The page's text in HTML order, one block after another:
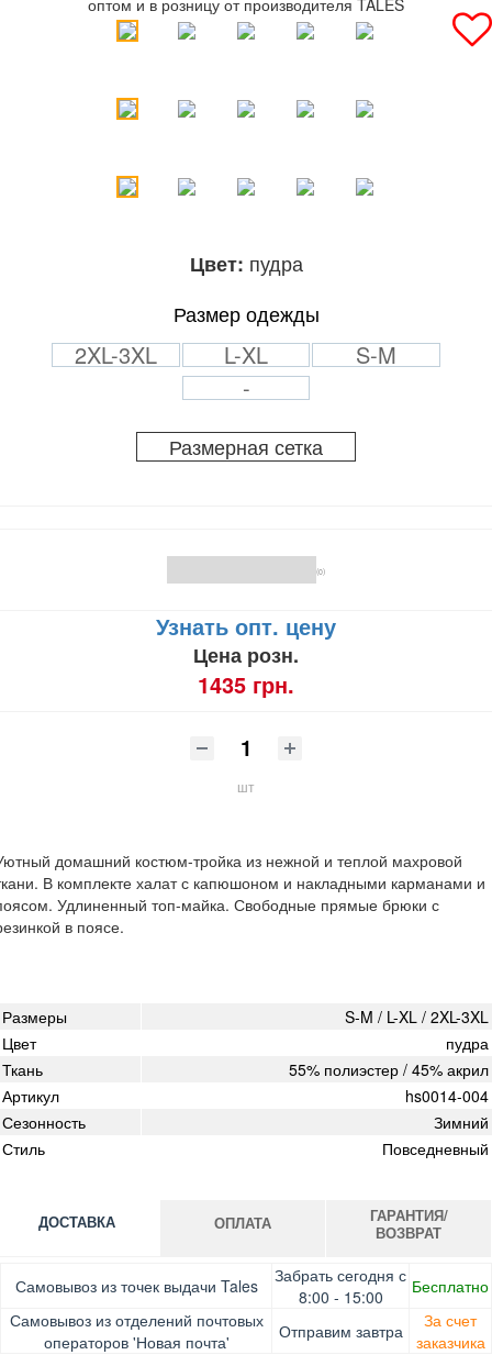
Цвет: пудра
Размер одежды
2XL-3XL L-XL
S-M
-
Размерная сетка
(0)
Узнать опт. цену
Цена розн.
1435 грн.
шт
домашний костюм-тройка из нежной и теплой махровой
В комплекте халат с капюшоном и накладными карманами и
Удлиненный топ-майка. Свободные прямые брюки с
в поясе.
Размеры
S-M / L-XL / 2XL-3XL
Цвет
пудра
Ткань
55% полиэстер / 45% акрил
Артикул
hs0014-004
Сезонность
Зимний
Стиль
Повседневный
ДОСТАВКА
Самовывоз из точек выдачи Tales
Забрать сегодня с
8:00 - 15:00
Бесплатно
Самовывоз из отделений почтовых
операторов 'Новая почта'
Отправим завтра
За счет
заказчика
ОПЛАТА
Оплата при получении товара, Картой онлайн, Google
Pay, Безналичными для юридических лиц, Безналичными
для физических лиц, Apple Pay, Mastercard, Visa
ГАРАНТИЯ/
ВОЗВРАТ
Гарантия. Обмен/возврат товара в течение 14 дней.
Доставка за счет заказчика